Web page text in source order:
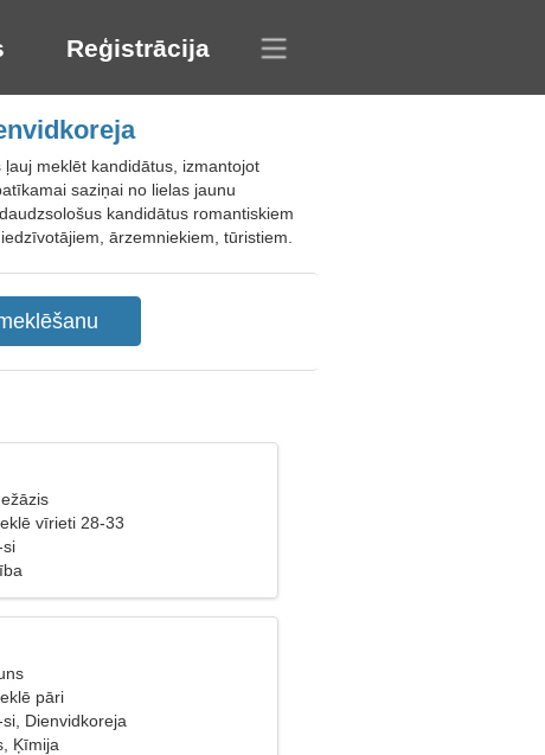
Reģistrācija
meklēt kandidātus, izmantojot
saziņai no lielas jaunu
kandidātus romantiskiem
ārzemniekiem, tūristiem.
vīrieti 28-33
si
pāri
Dienvidkoreja
Ķīmija